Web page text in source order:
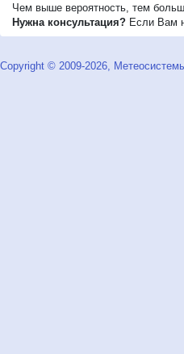
Чем выше вероятность, тем
Нужна консультация? Если Вам
Copyright © 2009-2026,